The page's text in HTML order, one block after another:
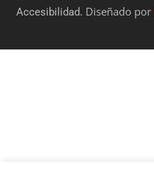
Accesibilidad. Diseñado por